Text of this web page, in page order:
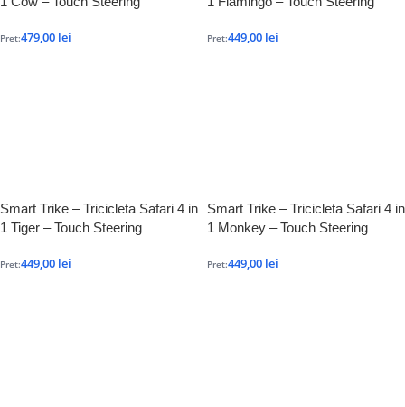
Pret:479,00 lei Pret:449,00 lei
Smart Trike – Tricicleta Safari 4 in
1 Tiger – Touch Steering
Pret:449,00 lei
Smart Trike – Tricicleta Safari 4 in
1 Monkey – Touch Steering
Pret:449,00 lei